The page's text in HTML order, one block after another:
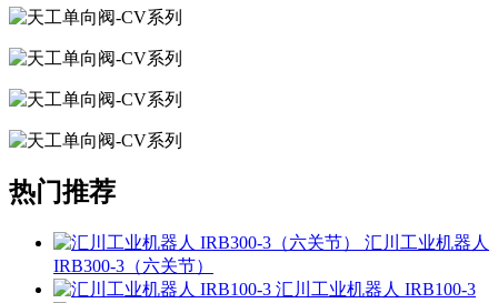
热门推荐
汇川工业机器人
IRB300-3（六关节）
汇川工业机器人 IRB100-3